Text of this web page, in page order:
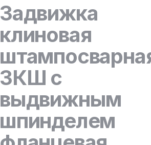
Задвижка
клиновая
ЗКШ с
выдвижным
шпинделем